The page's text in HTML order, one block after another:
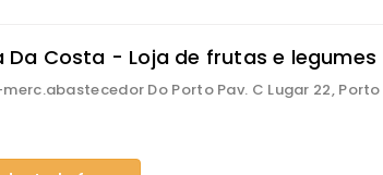
Da Costa - Loja de frutas e legumes
Do Porto Pav. C Lugar 22, Porto